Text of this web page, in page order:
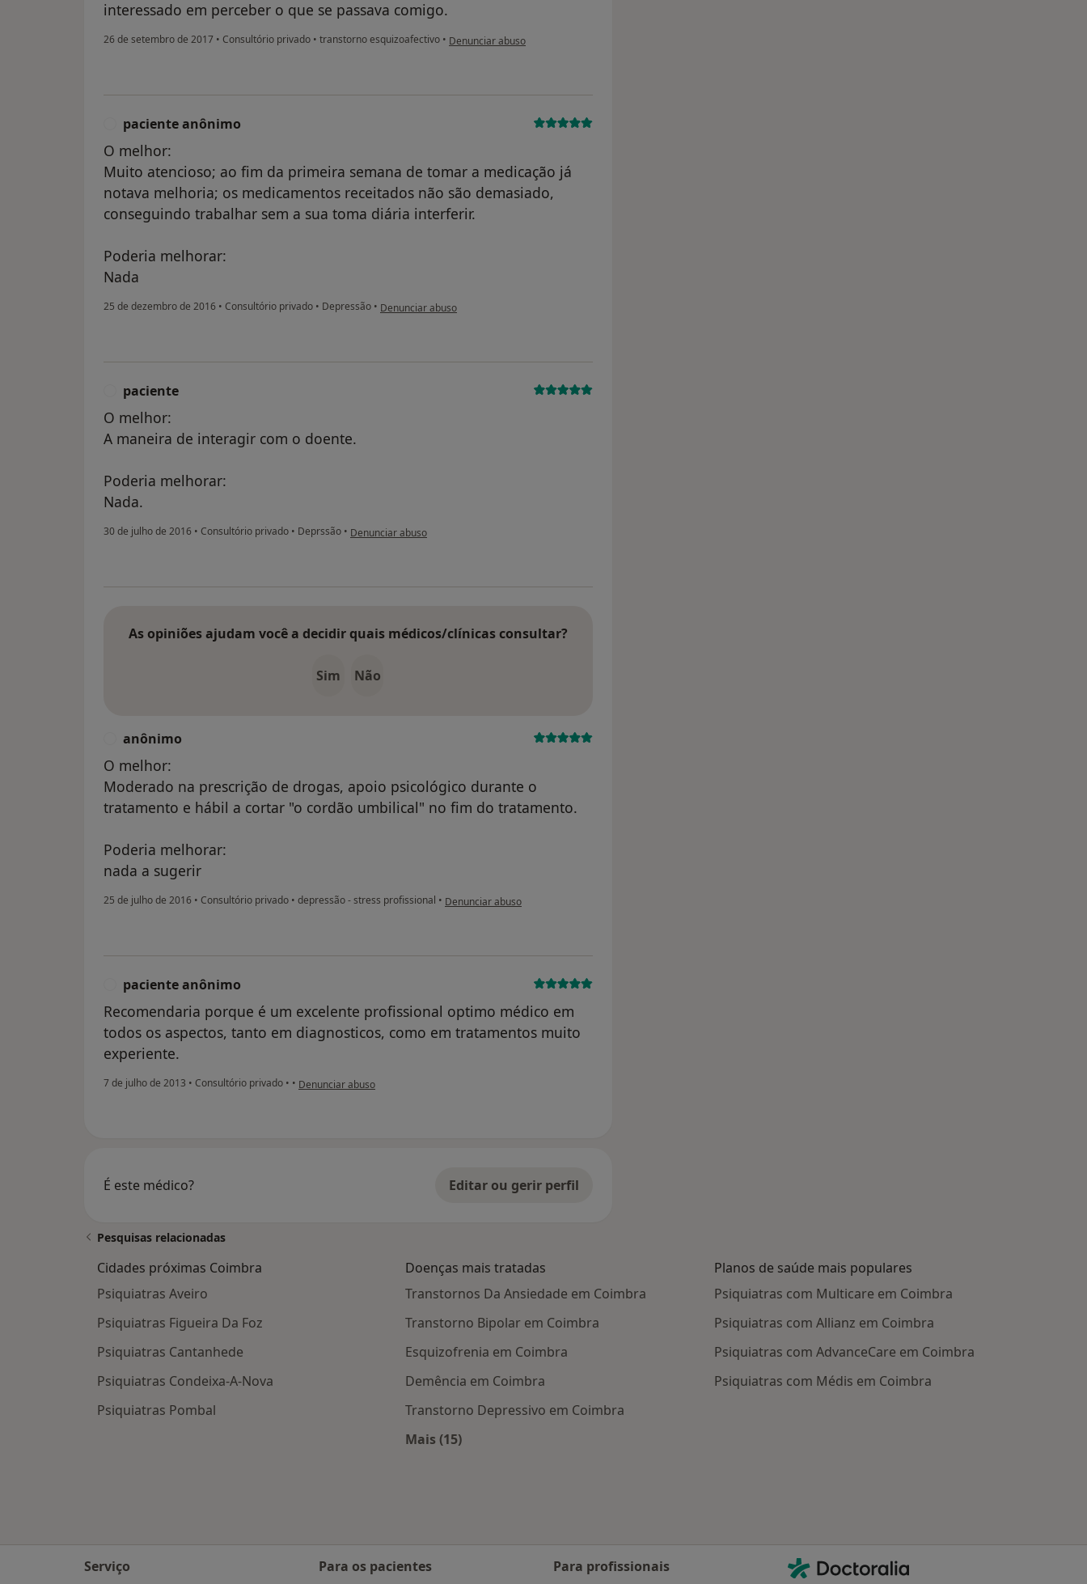
interessado em perceber o que se passava comigo.
26 de setembro de 2017 • Consultório privado • transtorno esquizoafectivo • na opinião do utilizador paciente
Denunciar abuso
paciente anônimo
O melhor:
Muito atencioso; ao fim da primeira semana de tomar a medicação já
notava melhoria; os medicamentos receitados não são demasiado,
conseguindo trabalhar sem a sua toma diária interferir.
Poderia melhorar:
Nada
25 de dezembro de 2016 • Consultório privado • Depressão • na opinião do utilizador paciente anônimo
Denunciar abuso
paciente
O melhor:
A maneira de interagir com o doente.
Poderia melhorar:
Nada.
30 de julho de 2016 • Consultório privado • Deprssão • na opinião do utilizador paciente
Denunciar abuso
As opiniões ajudam você a decidir quais médicos/clínicas consultar?
Sim Não
anônimo
O melhor:
Moderado na prescrição de drogas, apoio psicológico durante o
tratamento e hábil a cortar "o cordão umbilical" no fim do tratamento.
Poderia melhorar:
nada a sugerir
25 de julho de 2016 • Consultório privado • depressão - stress profissional • na opinião do utilizador anônimo
Denunciar abuso
paciente anônimo
Recomendaria porque é um excelente profissional optimo médico em
todos os aspectos, tanto em diagnosticos, como em tratamentos muito
experiente.
7 de julho de 2013 • Consultório privado • • na opinião do utilizador paciente anônimo
Denunciar abuso
É este médico? Editar ou gerir perfil
Pesquisas relacionadas
Cidades próximas Coimbra
Psiquiatras Aveiro
Psiquiatras Figueira Da Foz
Psiquiatras Cantanhede
Psiquiatras Condeixa-A-Nova
Psiquiatras Pombal
Doenças mais tratadas
Transtornos Da Ansiedade em Coimbra
Transtorno Bipolar em Coimbra
Esquizofrenia em Coimbra
Demência em Coimbra
Transtorno Depressivo em Coimbra
Mais (15)
Planos de saúde mais populares
Psiquiatras com Multicare em Coimbra
Psiquiatras com Allianz em Coimbra
Psiquiatras com AdvanceCare em Coimbra
Psiquiatras com Médis em Coimbra
Serviço Para os pacientes Para profissionais Contacto
Doctoralia - Homepage